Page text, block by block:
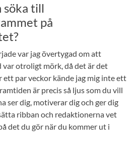
söka till
på
var jag övertygad om att
otroligt mörk, då det är det
ett par veckor kände jag mig inte ett
är precis så ljus som du vill
ser dig, motiverar dig och ger dig
ribban och redaktionerna vet
det du gör när du kommer ut i